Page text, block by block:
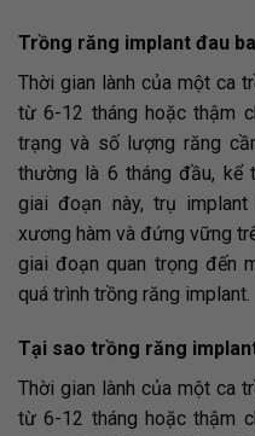
Trồng răng implant đau
Thời gian lành của một ca
từ 6-12 tháng hoặc thậm
trạng và số lượng răng
thường là 6 tháng đầu, kể
giai đoạn này, trụ
xương hàm và đứng vững
giai đoạn quan trọng đến
quá trình trồng răng implant.
Tại sao trồng răng
Thời gian lành của một ca
từ 6-12 tháng hoặc thậm